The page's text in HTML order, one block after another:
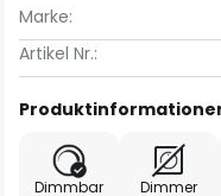
Marke:
Artikel Nr.:
Dimmbar
Dimmer